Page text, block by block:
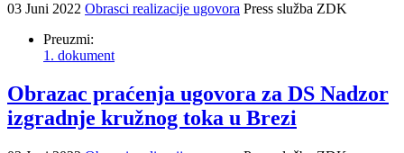
03 Juni 2022 Obrasci realizacije ugovora Press služba ZDK
Preuzmi:
1. dokument
Obrazac praćenja ugovora za DS Nadzor
izgradnje kružnog toka u Brezi